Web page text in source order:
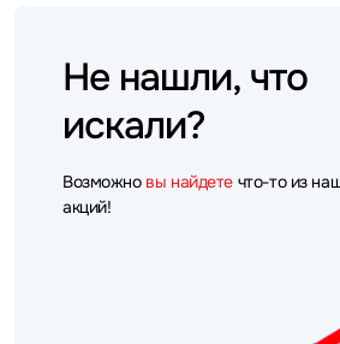
Не нашли, что
искали?
Возможно вы найдете что-то из
акций!